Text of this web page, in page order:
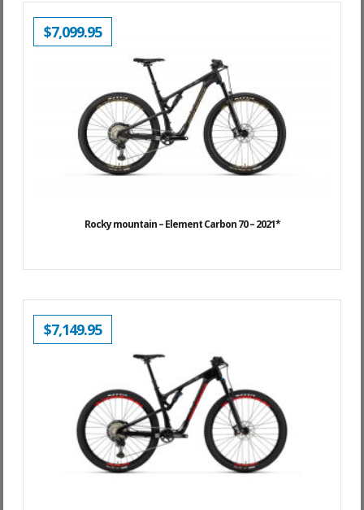
Rocky mountain – Element Carbon 70 – 2021*
$7,099.95
$7,149.95